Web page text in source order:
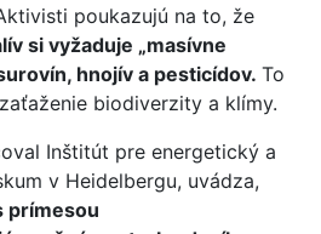
poukazujú na to, že
si vyžaduje „masívne
hnojív a pesticídov. To
biodiverzity a klímy.
Inštitút pre energetický a
v Heidelbergu, uvádza,
prímesou